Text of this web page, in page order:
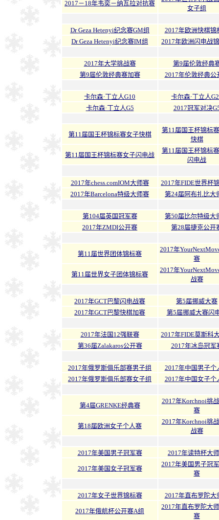
2017－18年韦奕－纳瓦拉对抗赛
女子组
Dr Geza Hetenyi纪念赛GM组
2017年欧洲快棋锦
Dr Geza Hetenyi纪念赛IM组
2017年欧洲闪电战
2017年大学挑战赛
第9届伦敦经典
第9届伦敦经典赛加赛
2017年伦敦经典公
卡尔森·丁立人G10
卡尔森·丁立人
卡尔森·丁立人G5
2017冠军对决
第11届国王杯锦标赛女子快棋
第11届国王杯锦标
快棋
第11届国王杯锦标赛女子闪电战
第11届国王杯锦标
闪电战
2017年chess.comIOM大师赛
2017年FIDE世界杯
2017年Barcelona特级大师赛
第24届阿布扎比大
第104届英国冠军赛
第50届比尔特级大
2017年ZMDI公开赛
第28届捷克公开
第11届世界团体锦标赛
2017年
赛
第11届世界女子团体锦标赛
2017年
战赛
2017年GCT巴黎闪电战赛
第5届挪威大赛
2017年GCT巴黎快棋加赛
第5届挪威大赛闪
2017年法国12强联赛
2017年FIDE莫斯科
第36届Zalakaros公开赛
2017年冰岛冠军
2017年俄罗斯俱乐部赛男子组
2017年中国男子个
2017年俄罗斯俱乐部赛女子组
2017年中国女子个
第4届GRENKE经典赛
2017年Korchnoi挑
赛
第18届欧洲女子个人赛
2017年Korchnoi挑
战赛
2017年美国男子冠军赛 2017年读特杯大
2017年美国女子冠军赛
2017年美国男子冠
赛
2017年女子世界锦标赛 2017年直布罗陀大
2017年俄航杯公开赛A组
2017年直布罗陀大
赛